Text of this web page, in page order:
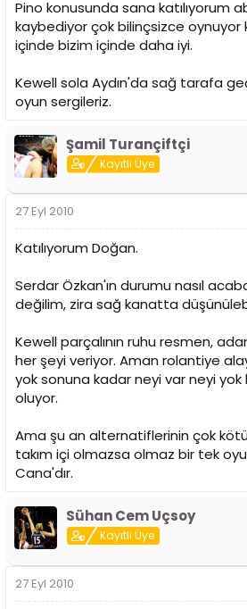
Pino konusunda sana katılıyorum
kaybediyor çok bilinçsizce oynuyor
içinde bizim içinde daha iyi.
Kewell sola Aydın'da sağ tarafa
oyun sergileriz.
Şamil Turançiftçi
Kayıtlı Üye
27 Eyl 2010
Katılıyorum Doğan.
Serdar Özkan'ın durumu nasıl
değilim, zira sağ kanatta
Kewell parçalının ruhu resmen,
her şeyi veriyor. Aman rolantiye
yok sonuna kadar neyi var neyi
oluyor.
Ama şu an alternatiflerinin çok
takım içi olmazsa olmaz bir tek
Cana'dır.
Sühan Cem Uçsoy
Kayıtlı Üye
27 Eyl 2010